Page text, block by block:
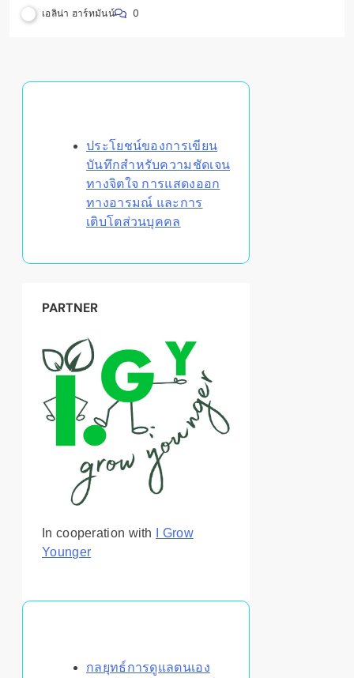
ความเครียดและความเป็นอยู่ที่ดีทางอารมณ์
เอลิน่า ฮาร์ทมันน์ 0
ประโยชน์ของการเขียน
บันทึกสำหรับความชัดเจน
ทางจิตใจ การแสดงออก
ทางอารมณ์ และการ
เติบโตส่วนบุคคล
PARTNER
In cooperation with
I Grow
Younger
กลยุทธ์การดูแลตนเอง